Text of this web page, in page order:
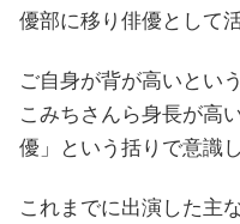
優部に移り俳優として
ご自身が背が高いとい
こみちさんら身長が高
優」という括りで意識
これまでに出演した主